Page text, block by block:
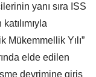
yanı sıra ISS
Mükemmellik Yılı”
elde edilen
devrimine giriş